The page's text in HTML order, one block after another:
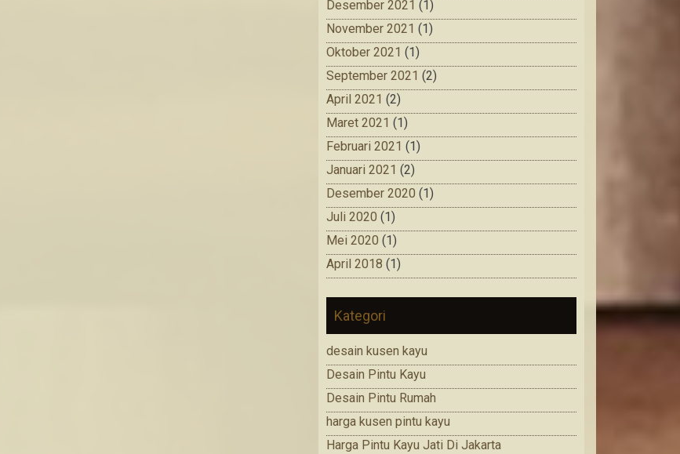
Desember 2021 (1)
November 2021 (1)
Oktober 2021 (1)
September 2021 (2)
April 2021 (2)
Maret 2021 (1)
Februari 2021 (1)
Januari 2021 (2)
Desember 2020 (1)
Juli 2020 (1)
Mei 2020 (1)
April 2018 (1)
Kategori
desain kusen kayu
Desain Pintu Kayu
Desain Pintu Rumah
harga kusen pintu kayu
Harga Pintu Kayu Jati Di Jakarta